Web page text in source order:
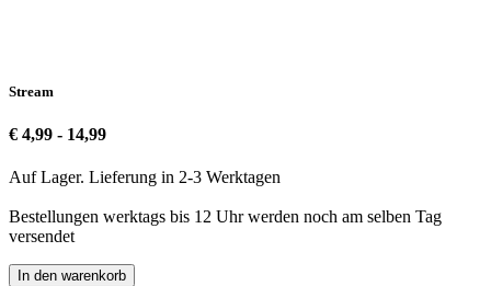
Stream
€ 4,99 - 14,99
Auf Lager. Lieferung in 2-3 Werktagen
Bestellungen werktags bis 12 Uhr werden noch am selben Tag
versendet
In den warenkorb